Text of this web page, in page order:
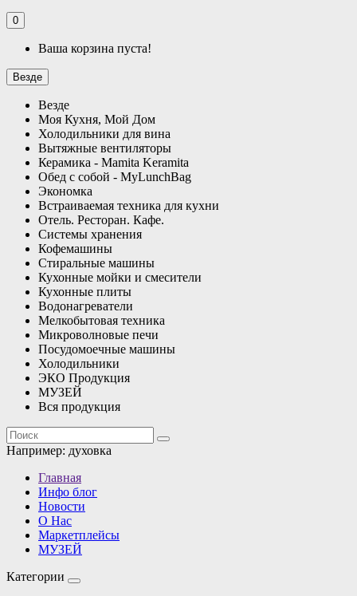
0
Ваша корзина пуста!
Везде
Везде
Моя Кухня, Мой Дом
Холодильники для вина
Вытяжные вентиляторы
Керамика - Mamita Keramita
Обед с собой - MyLunchBag
Экономка
Встраиваемая техника для кухни
Отель. Ресторан. Кафе.
Системы хранения
Кофемашины
Стиральные машины
Кухонные мойки и смесители
Кухонные плиты
Водонагреватели
Мелкобытовая техника
Микроволновые печи
Посудомоечные машины
Холодильники
ЭКО Продукция
МУЗЕЙ
Вся продукция
Например: духовка
Главная
Инфо блог
Новости
О Нас
Маркетплейсы
МУЗЕЙ
Категории